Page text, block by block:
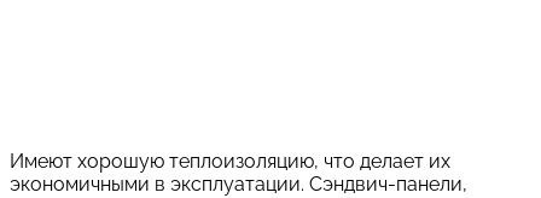
Имеют хорошую теплоизоляцию, что делает их
экономичными в эксплуатации. Сэндвич-панели,